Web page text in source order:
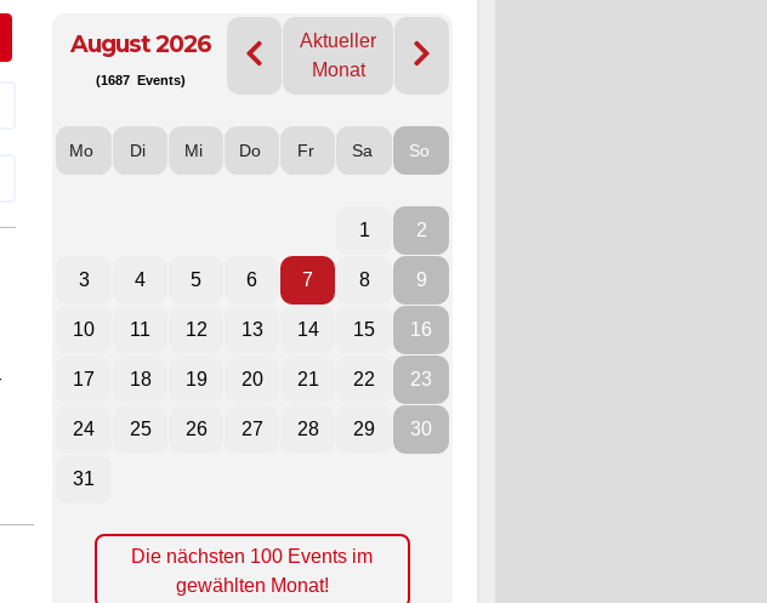
August 2026
(1687 Events)
Aktueller
Monat
Mo Di Mi Do Fr Sa So
1 2
3 4 5 6 7 8 9
10 11 12 13 14 15 16
17 18 19 20 21 22 23
24 25 26 27 28 29 30
31
Die nächsten 100 Events im
gewählten Monat!